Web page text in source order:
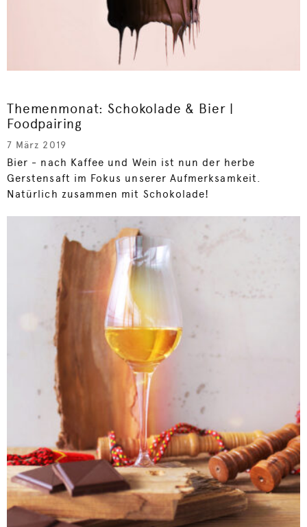
Themenmonat: Schokolade & Bier |
Foodpairing
7 März 2019
Bier - nach Kaffee und Wein ist nun der herbe
Gerstensaft im Fokus unserer Aufmerksamkeit.
Natürlich zusammen mit Schokolade!